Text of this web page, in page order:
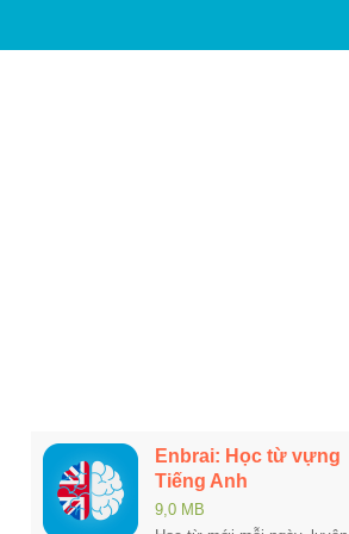
Enbrai: Học từ vựng
Tiếng Anh
9,0 MB